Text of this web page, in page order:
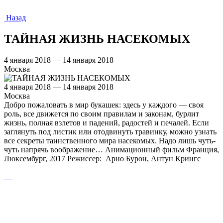
Назад
ТАЙНАЯ ЖИЗНЬ НАСЕКОМЫХ
4 января 2018 — 14 января 2018
Москва
4 января 2018 — 14 января 2018
Москва
Добро пожаловать в мир букашек: здесь у каждого — своя
роль, все движется по своим правилам и законам, бурлит
жизнь, полная взлетов и падений, радостей и печалей. Если
заглянуть под листик или отодвинуть травинку, можно узнать
все секреты таинственного мира насекомых. Надо лишь чуть-
чуть напрячь воображение… Анимационный фильм Франция,
Люксембург, 2017 Режиссер: Арно Бурон, Антун Крингс